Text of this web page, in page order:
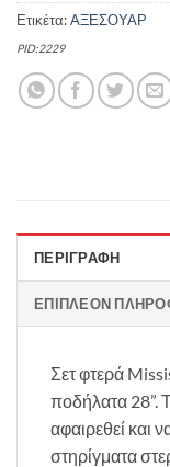
Ετικέτα:ΑΞΕΣΟΥΑΡ
PID:2229
ΠΕΡΙΓΡΑΦΉ
ΕΠΙΠΛΈΟΝ
Σετ φτερά
ποδήλατα 28”.
αφαιρεθεί και
στηρίγματα